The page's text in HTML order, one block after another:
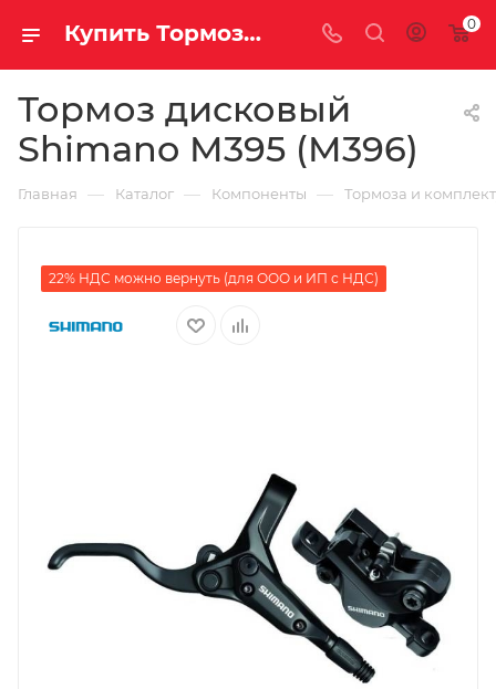
Купить Тормоз дисковый Shimano M395 (M396) за рублей, а со скидкой 0
Тормоз дисковый
Shimano M395 (M396)
Главная — Каталог — Компоненты — Тормоза и
22% НДС можно вернуть (для ООО и ИП с НДС)